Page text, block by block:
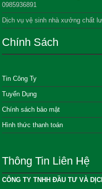
0985936891
Dịch vụ vệ sinh nhà xưởng chất
Chính Sách
Tin Công Ty
Tuyển Dụng
Chính sách bảo mật
Hình thức thanh toán
Thông Tin Liên Hệ
CÔNG TY TNHH ĐẦU TƯ VÀ